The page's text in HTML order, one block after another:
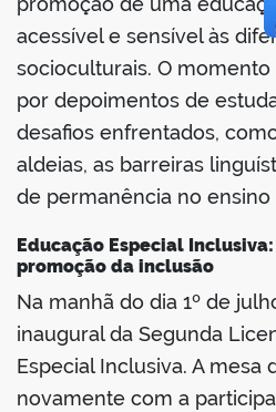
acessível e sensível às
socioculturais. O
por depoimentos de
desafios enfrentados,
aldeias, as barreiras
de permanência no ensino
Educação Especial
promoção da inclusão
Na manhã do dia 1º de
inaugural da Segunda
Especial Inclusiva. A mesa
novamente com a